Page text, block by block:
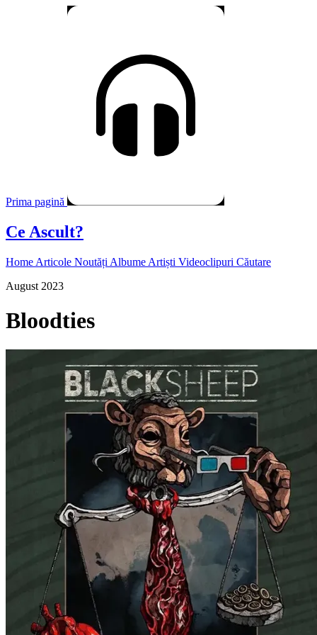
Prima pagină
Ce Ascult?
Home Articole Noutăți Albume Artiști Videoclipuri Căutare
August 2023
Bloodties
Pagina externă
Pagina externă
Pagina externă
Pagina externă
Pagina externă
Blacksheep
Pagina externă
Pagina externă Pagina externă
Pagina
Pagina externă